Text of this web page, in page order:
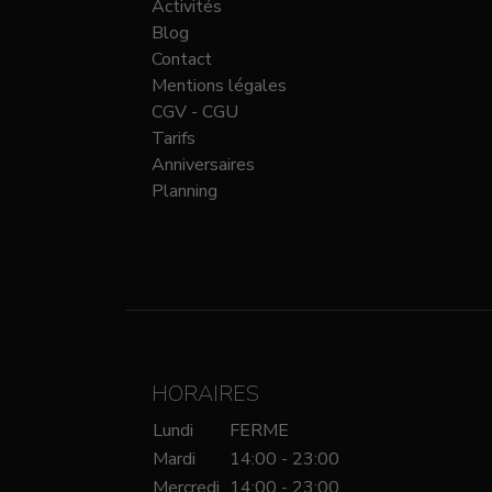
Activités
Blog
Contact
Mentions légales
CGV - CGU
Tarifs
Anniversaires
Planning
HORAIRES
Lundi
FERME
Mardi
14:00 - 23:00